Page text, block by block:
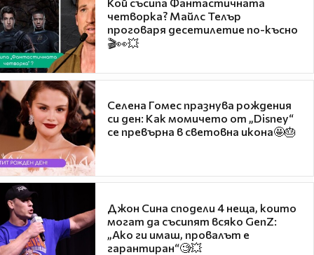
четворка? Майлс Телър
проговаря десетилетие по-късно
🎬👀💥
Селена Гомес празнува рождения
си ден: Как момичето от „Disney“
се превърна в световна икона🤩🎂
Джон Сина сподели 4 неща, които
могат да съсипят всяко GenZ:
„Ако ги имаш, провалът е
гарантиран“🧐💥